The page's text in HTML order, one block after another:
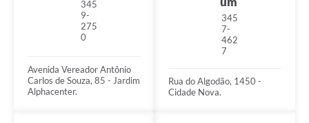
Galeria de Vídeos
Links
345
9-
275
0
Avenida Vereador Antônio
Carlos de Souza, 85 - Jardim
Alphacenter.
345
7-
462
7
Rua do Algodão, 1450 -
Cidade Nova.